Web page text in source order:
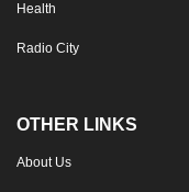
Health
Radio City
OTHER LINKS
About Us